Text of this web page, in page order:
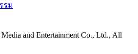
รม
and Entertainment Co., Ltd., All